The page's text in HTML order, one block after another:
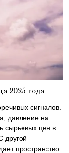
2025 года
сигналов.
давление на
сырьевых цен в
другой —
пространство